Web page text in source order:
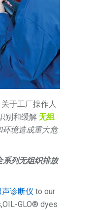
关于工厂操作人
别和缓解无组
环境造成重大危
系列无组织排放
声诊断仪 to our
GLO® dyes